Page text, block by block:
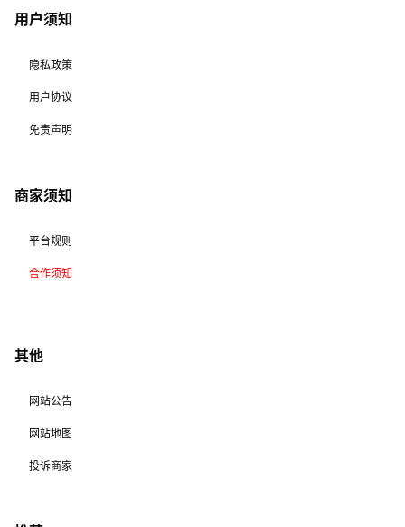
用户须知
隐私政策
用户协议
免责声明
商家须知
平台规则
合作须知
其他
网站公告
网站地图
投诉商家